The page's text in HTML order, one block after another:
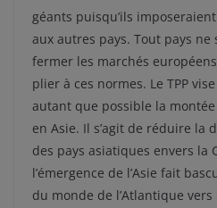
géants puisqu’ils imposeraient
aux autres pays. Tout pays
fermer les marchés
plier à ces normes. Le TPP
autant que possible la
en Asie. Il s’agit de réduire la
des pays asiatiques envers la
l’émergence de l’Asie fait
du monde de l’Atlantique vers